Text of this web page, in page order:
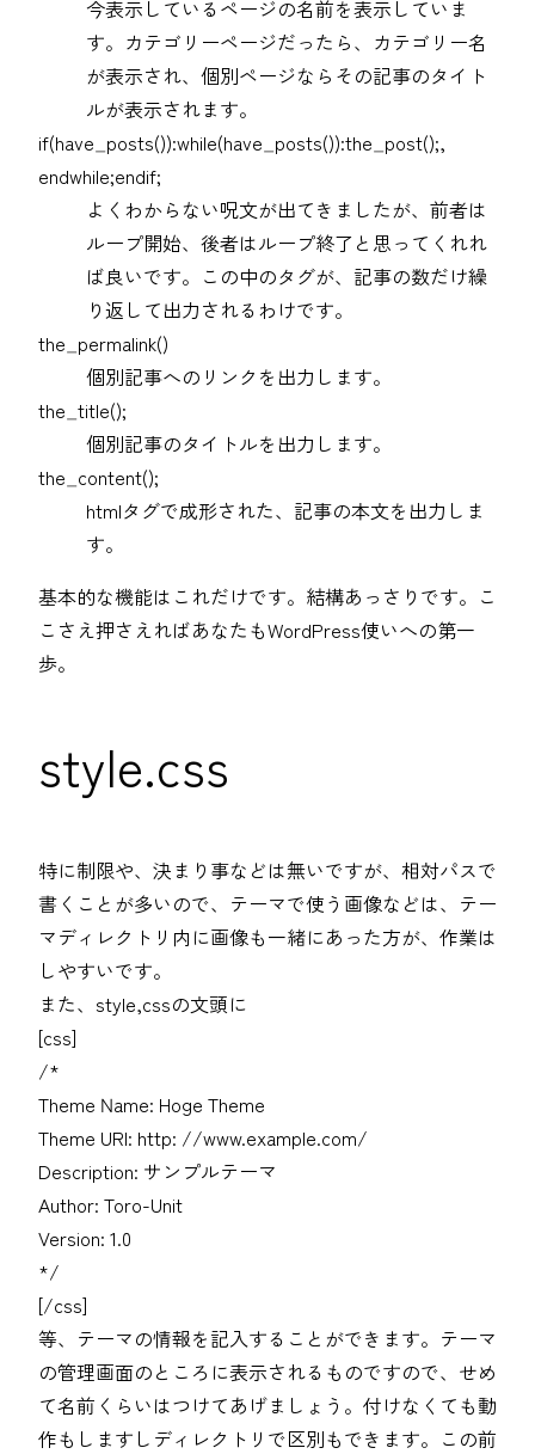
今表示しているページの名前を表示していま
す。カテゴリーページだったら、カテゴリー名
が表示され、個別ページならその記事のタイト
ルが表示されます。
if(have_posts()):while(have_posts()):the_post();,
endwhile;endif;
よくわからない呪文が出てきましたが、前者は
ループ開始、後者はループ終了と思ってくれれ
ば良いです。この中のタグが、記事の数だけ繰
り返して出力されるわけです。
the_permalink()
個別記事へのリンクを出力します。
the_title();
個別記事のタイトルを出力します。
the_content();
htmlタグで成形された、記事の本文を出力しま
す。
基本的な機能はこれだけです。結構あっさりです。こ
こさえ押さえればあなたもWordPress使いへの第一
歩。
style.css
特に制限や、決まり事などは無いですが、相対パスで
書くことが多いので、テーマで使う画像などは、テー
マディレクトリ内に画像も一緒にあった方が、作業は
しやすいです。
また、style,cssの文頭に
[css]
/*
Theme Name: Hoge Theme
Theme URI: http: //www.example.com/
Description: サンプルテーマ
Author: Toro-Unit
Version: 1.0
*/
[/css]
等、テーマの情報を記入することができます。テーマ
の管理画面のところに表示されるものですので、せめ
て名前くらいはつけてあげましょう。付けなくても動
作もしますしディレクトリで区別もできます。この前